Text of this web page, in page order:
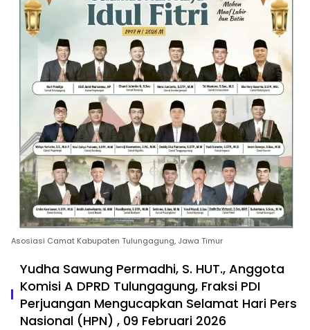
Asosiasi Camat Kabupaten Tulungagung, Jawa Timur
Yudha Sawung Permadhi, S. HUT., Anggota
Komisi A DPRD Tulungagung, Fraksi PDI
Perjuangan Mengucapkan Selamat Hari Pers
Nasional (HPN) , 09 Februari 2026